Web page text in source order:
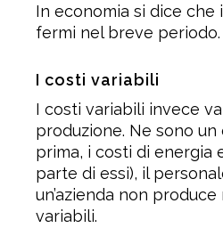
In economia si dice che
fermi nel breve periodo.
I costi variabili
I costi variabili invece
produzione. Ne sono
prima, i costi di energia
parte di essi), il
un’azienda non
variabili.